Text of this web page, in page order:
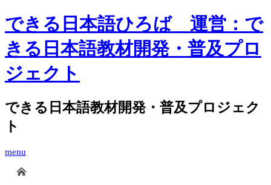
できる日本語ひろば 運営：で
きる日本語教材開発・普及プロ
ジェクト
できる日本語教材開発・普及プロジェク
ト
menu